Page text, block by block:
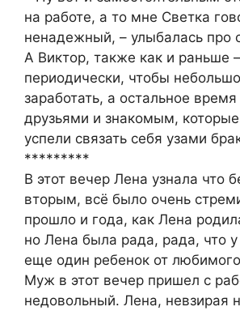
на работе, а то мне Светка
ненадежный, – улыбалась про
А Виктор, также как и раньше
периодически, чтобы
заработать, а остальное
друзьями и знакомым,
успели связать себя узами
*********
В этот вечер Лена узнала что
вторым, всё было очень
прошло и года, как Лена
но Лена была рада, рада, что у
еще один ребенок от
Муж в этот вечер пришел с
недовольный. Лена, невзирая